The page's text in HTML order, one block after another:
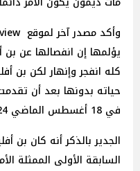
يؤلمها إن انفصالها عن
كله انفجر وإنهار لكن بن
حياته بدونها بعد أن
في 18 أغسطس الماضي 2024.
الجدير بالذكر أنه كان بن
السابقة الأولى الممثلة